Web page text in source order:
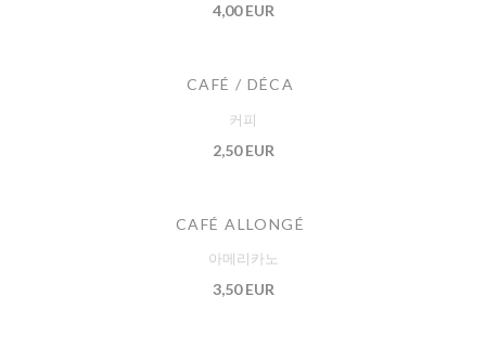
4,00 EUR
CAFÉ / DÉCA
커피
2,50 EUR
CAFÉ ALLONGÉ
아메리카노
3,50 EUR